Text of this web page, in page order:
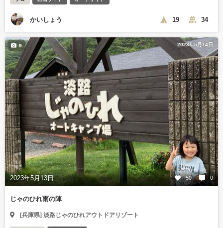
かいしょう 19 34
2023年5月14日
2023年5月13日 50 0
9
じゃのひれ雨の陣
[兵庫県] 淡路じゃのひれアウトドアリゾート